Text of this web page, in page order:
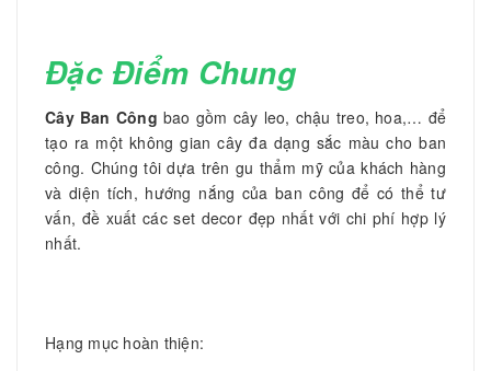
Đặc Điểm Chung
Cây Ban Công bao gồm cây leo, chậu treo, hoa,… để
tạo ra một không gian cây đa dạng sắc màu cho ban
công. Chúng tôi dựa trên gu thẩm mỹ của khách hàng
và diện tích, hướng nắng của ban công để có thể tư
vấn, đề xuất các set decor đẹp nhất với chi phí hợp lý
nhất.
Hạng mục hoàn thiện: